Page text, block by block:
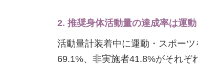
2. 推奨身体活動量の達成率は運
活動量計装着中に運動・スポー
69.1%、非実施者41.8%がそれぞ